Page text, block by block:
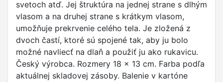
svetoch atď. Jej štruktúra na jednej strane s dlhým
vlasom a na druhej strane s krátkym vlasom,
umožňuje prekrvenie celého tela. Je zložená z
dvoch častí, ktoré sú spojené tak, aby ju bolo
možné navliecť na dlaň a použiť ju ako rukavicu.
Český výrobca. Rozmery 18 x 13 cm. Farba podľa
aktuálnej skladovej zásoby. Balenie v kartóne